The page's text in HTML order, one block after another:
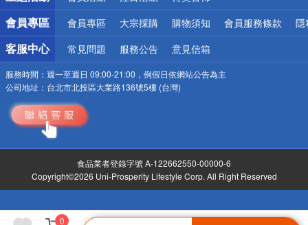
0
會員專區 會員專區 大宗採購 購物須知 會員服務條款 隱
客服中心 常見問題 服務公告 意見信箱
服務時間： 週一至週日 09:00-21:00，例假日依網站公告為主
公司地址： 台北市北投區大業路136號5樓 (台灣)
食品業者登錄字號 A-122662550-00000-6
Copyright©2026 Uni-Prosperity Lifestyle Corp. All Right Reserved